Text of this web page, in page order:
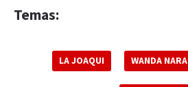
Temas:
LA JOAQUI WANDA NARA